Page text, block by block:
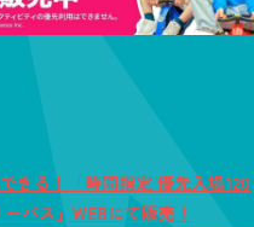
きる！「時間指定 優先入場120
パス」WEBにて販売！